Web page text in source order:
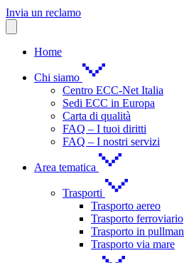
Invia un reclamo
Home
Chi siamo
Centro ECC-Net Italia
Sedi ECC in Europa
Carta di qualità
FAQ – I tuoi diritti
FAQ – I nostri servizi
Area tematica
Trasporti
Trasporto aereo
Trasporto ferroviario
Trasporto in pullman
Trasporto via mare